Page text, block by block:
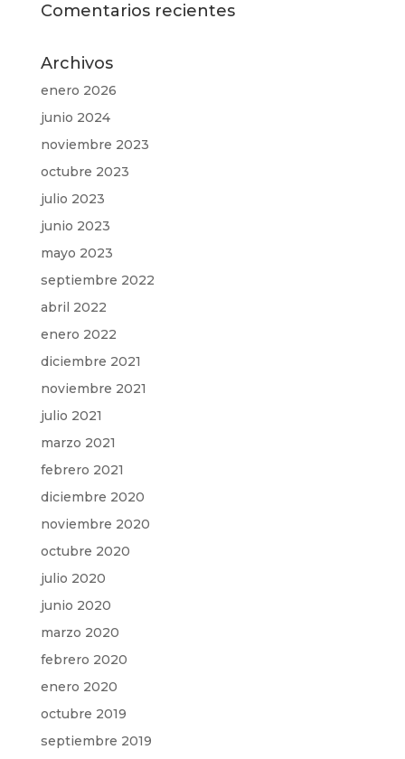
Comentarios recientes
Archivos
enero 2026
junio 2024
noviembre 2023
octubre 2023
julio 2023
junio 2023
mayo 2023
septiembre 2022
abril 2022
enero 2022
diciembre 2021
noviembre 2021
julio 2021
marzo 2021
febrero 2021
diciembre 2020
noviembre 2020
octubre 2020
julio 2020
junio 2020
marzo 2020
febrero 2020
enero 2020
octubre 2019
septiembre 2019